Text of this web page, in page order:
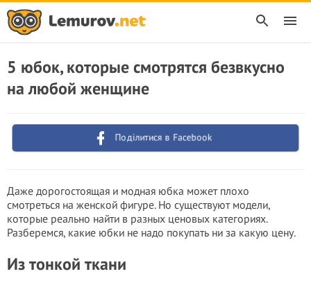
5 юбок, которые смотрятся безвкусно
на любой женщине
Поділитися в Facebook
Даже дорогостоящая и модная юбка может плохо
смотреться на женской фигуре. Но существуют модели,
которые реально найти в разных ценовых категориях.
Разберемся, какие юбки не надо покупать ни за какую цену.
Из тонкой ткани